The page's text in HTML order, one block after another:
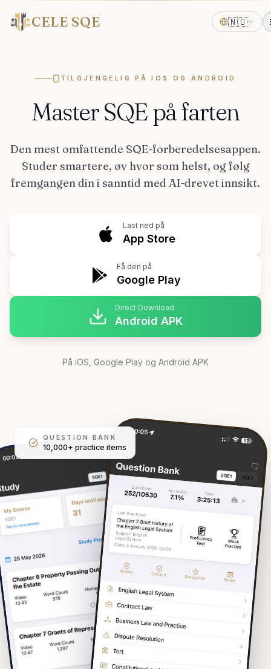
CELE SQE 🇳🇴
TILGJENGELIG PÅ IOS OG ANDROID
Master SQE på farten
Den mest omfattende SQE-forberedelsesappen.
Studer smartere, øv hvor som helst, og følg
fremgangen din i sanntid med AI-drevet innsikt.
Last ned på
App Store
Få den på
Google Play
Direct Download
Android APK
På iOS, Google Play og Android APK
QUESTION BANK
10,000+ practice items